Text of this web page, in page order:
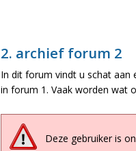
2. archief forum 2
In dit forum vindt u schat aan
in forum 1. Vaak worden wat
Deze gebruiker is